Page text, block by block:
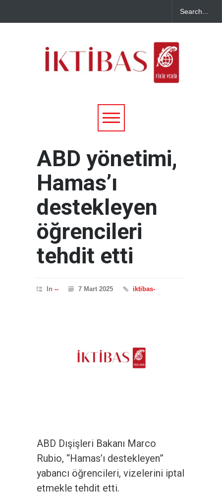
ABD yönetimi,
Hamas’ı
destekleyen
öğrencileri
tehdit etti
In -- 7 Mart 2025 iktibas-
ABD Dışişleri Bakanı Marco
Rubio, “Hamas’ı destekleyen”
yabancı öğrencileri, vizelerini iptal
etmekle tehdit etti.